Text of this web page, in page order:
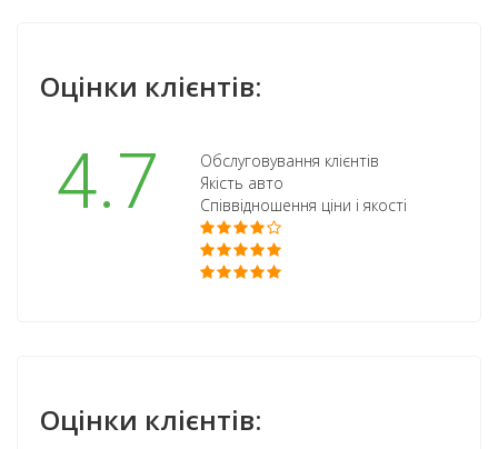
Оцінки клієнтів:
4.7
Обслуговування клієнтів
Якість авто
Співвідношення ціни і якості
Оцінки клієнтів: